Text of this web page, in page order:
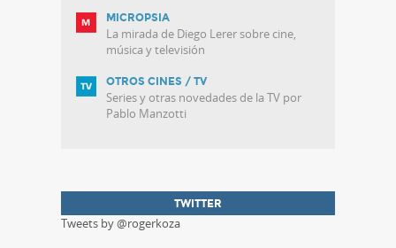
MICROPSIA
La mirada de Diego Lerer sobre cine,
música y televisión
OTROS CINES / TV
Series y otras novedades de la TV por
Pablo Manzotti
TWITTER
Tweets by @rogerkoza